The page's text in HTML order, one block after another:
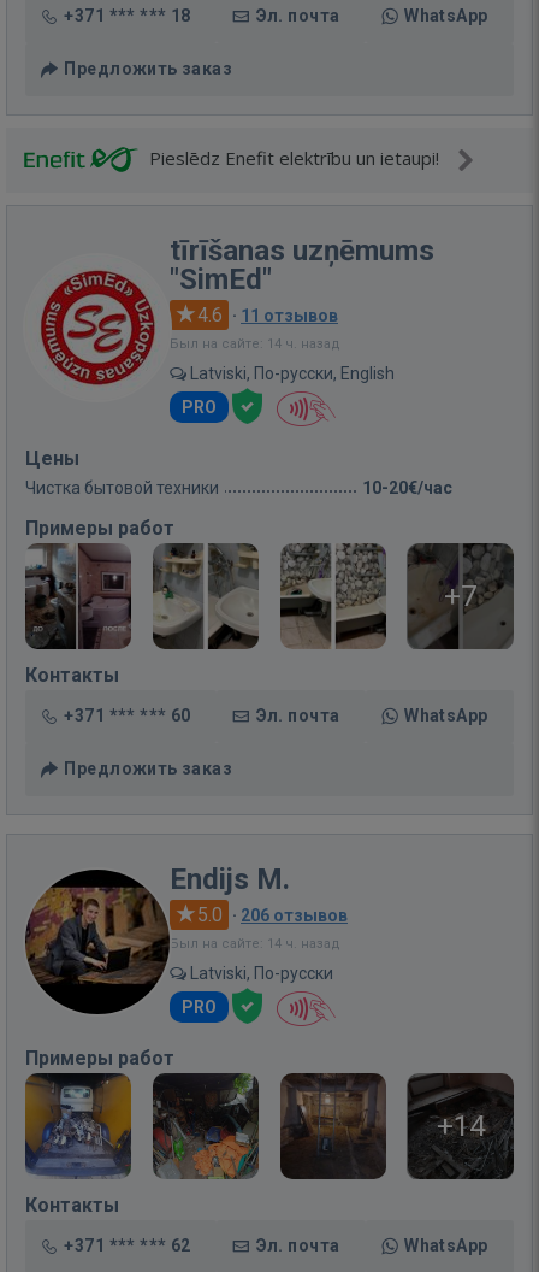
+371 *** *** 18 Эл. почта WhatsApp
Предложить заказ
Pieslēdz Enefit elektrību un ietaupi!
tīrīšanas uzņēmums
"SimEd"
4.6 · 11 отзывов
Был на сайте: 14 ч. назад
Latviski, По-русски, English
PRO
Цены
Чистка бытовой техники 10-20€/час
Примеры работ
+7
Контакты
+371 *** *** 60 Эл. почта WhatsApp
Предложить заказ
Endijs M.
5.0 · 206 отзывов
Был на сайте: 14 ч. назад
Latviski, По-русски
PRO
Примеры работ
+14
Контакты
+371 *** *** 62 Эл. почта WhatsApp